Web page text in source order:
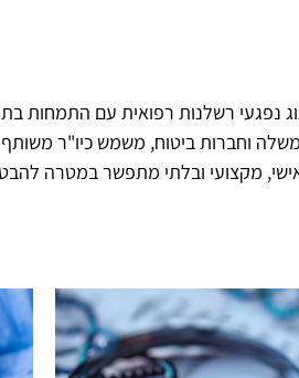
רשלנות רפואית עם התמחות
משרדי ממשלה וחברות ביטוח, משמש
מקצועי ובלתי מתפשר במטרה